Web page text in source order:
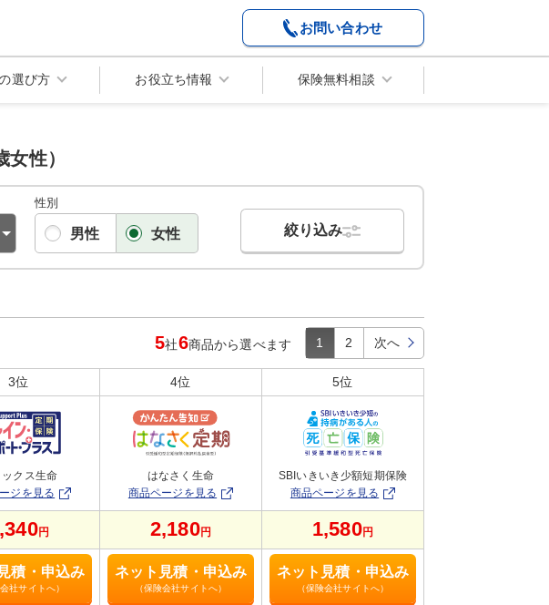
お問い合わせ
選び方 お役立ち情報 保険無料相談
女性）
性別
男性 女性 絞り込み
5社6商品から選べます 1 2 次へ
3位 4位 5位
ックス生命
ジを見る
はなさく生命
商品ページを見る
SBIいきいき少額短期保険
商品ページを見る
円 2,180円 1,580円
積・申込み
会社サイトへ）
ネット見積・申込み
（保険会社サイトへ）
ネット見積・申込み
（保険会社サイトへ）